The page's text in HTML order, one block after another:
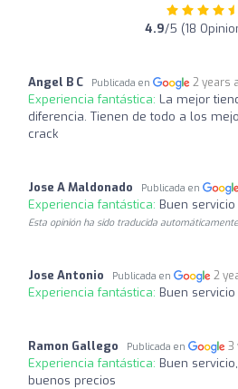
4.9/5 (18
Angel B C Publicada en 2 years
Experiencia fantástica: La mejor
diferencia. Tienen de todo a los
crack
Jose A Maldonado Publicada en
Experiencia fantástica: Buen
Esta opinión ha sido traducida
Jose Antonio Publicada en 2
Experiencia fantástica: Buen
Ramon Gallego Publicada en 3
Experiencia fantástica: Buen
buenos precios